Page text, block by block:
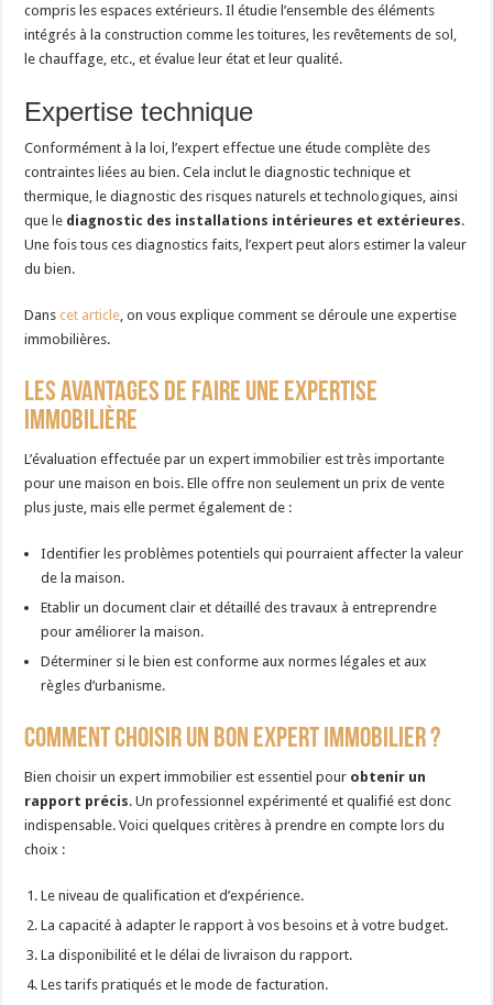
compris les espaces extérieurs. Il étudie l’ensemble des éléments
intégrés à la construction comme les toitures, les revêtements de sol,
le chauffage, etc., et évalue leur état et leur qualité.
Expertise technique
Conformément à la loi, l’expert effectue une étude complète des
contraintes liées au bien. Cela inclut le diagnostic technique et
thermique, le diagnostic des risques naturels et technologiques, ainsi
que le diagnostic des installations intérieures et extérieures.
Une fois tous ces diagnostics faits, l’expert peut alors estimer la valeur
du bien.
Danscet article , on vous explique comment se déroule une expertise
immobilières.
Les avantages de faire une expertise
immobilière
L’évaluation effectuée par un expert immobilier est très importante
pour une maison en bois. Elle offre non seulement un prix de vente
plus juste, mais elle permet également de :
Identifier les problèmes potentiels qui pourraient affecter la valeur
de la maison.
Etablir un document clair et détaillé des travaux à entreprendre
pour améliorer la maison.
Déterminer si le bien est conforme aux normes légales et aux
règles d’urbanisme.
Comment choisir un bon expert immobilier ?
Bien choisir un expert immobilier est essentiel pour obtenir un
rapport précis. Un professionnel expérimenté et qualifié est donc
indispensable. Voici quelques critères à prendre en compte lors du
choix :
Le niveau de qualification et d’expérience.
La capacité à adapter le rapport à vos besoins et à votre budget.
La disponibilité et le délai de livraison du rapport.
Les tarifs pratiqués et le mode de facturation.